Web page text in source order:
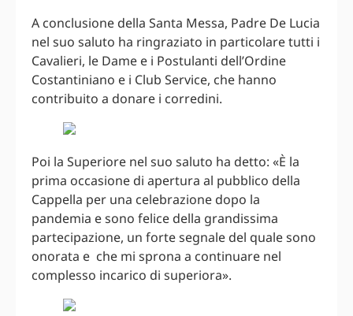
A conclusione della Santa Messa, Padre De Lucia
nel suo saluto ha ringraziato in particolare tutti i
Cavalieri, le Dame e i Postulanti dell’Ordine
Costantiniano e i Club Service, che hanno
contribuito a donare i corredini.
Poi la Superiore nel suo saluto ha detto: «È la
prima occasione di apertura al pubblico della
Cappella per una celebrazione dopo la
pandemia e sono felice della grandissima
partecipazione, un forte segnale del quale sono
onorata e che mi sprona a continuare nel
complesso incarico di superiora».